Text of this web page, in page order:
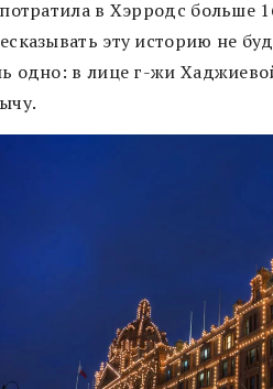
в Хэрродс больше
эту историю не
одно: в лице г-жи